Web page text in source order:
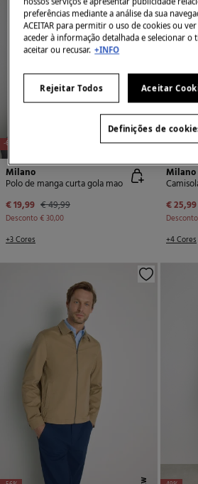
-60% NEW
Milano
Polo de manga curta gola mao
€ 19,99 € 49,99
Desconto€ 30,00
+3 Cores
-48%
Milano
€ 25,99
Desconto
+4 Cores
preferências mediante a análise da sua
ACEITAR para permitir o uso de cookies ou
aceder à informação detalhada e selecionar o
aceitar ou recusar. +INFO
Rejeitar Todos Aceitar
Definições de